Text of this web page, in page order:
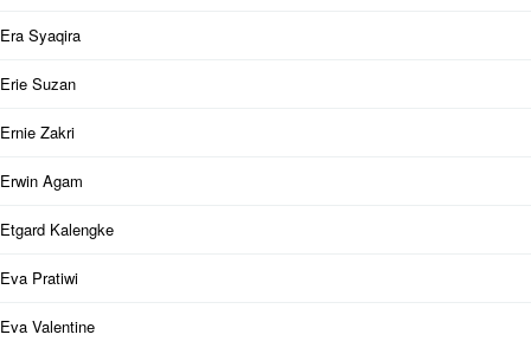
Era Syaqira
Erie Suzan
Ernie Zakri
Erwin Agam
Etgard Kalengke
Eva Pratiwi
Eva Valentine